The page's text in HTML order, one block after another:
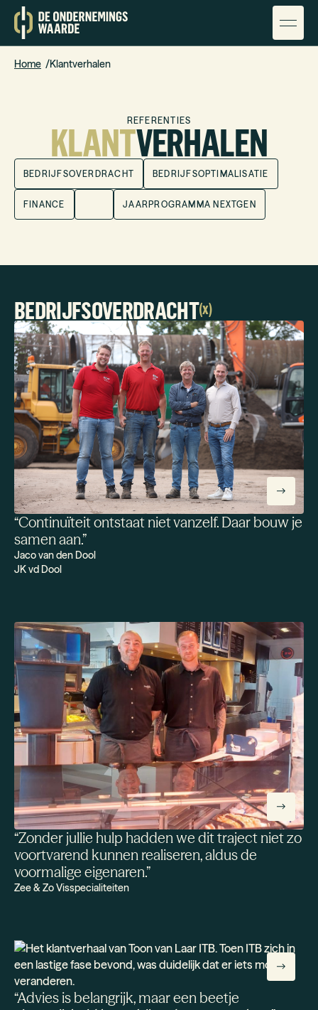
Home Klantverhalen
KLANTVERHALEN
REFERENTIES
BEDRIJFSOVERDRACHT BEDRIJFSOPTIMALISATIE
FINANCE JAARPROGRAMMA NEXTGEN
BEDRIJFSOVERDRACHT(x)
“Continuïteit ontstaat niet vanzelf. Daar bouw je
samen aan.‍”
Jaco van den Dool
JK vd Dool
“Zonder jullie hulp hadden we dit traject niet zo
voortvarend kunnen realiseren, aldus de
voormalige eigenaren.”
Zee & Zo Visspecialiteiten
“Advies is belangrijk, maar een beetje